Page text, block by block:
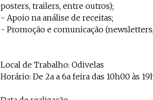
posters, trailers, entre outros);
- Apoio na análise de receitas;
- Promoção e comunicação
Local de Trabalho: Odivelas
Horário: De 2a a 6a feira das 10h00 às